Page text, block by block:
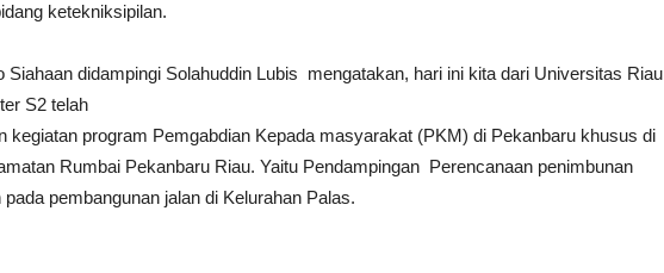
ketekniksipilan.
Siahaan didampingi Solahuddin Lubis mengatakan, hari ini kita dari Universitas Riau
S2 telah
kegiatan program Pemgabdian Kepada masyarakat (PKM) di Pekanbaru khusus di
Rumbai Pekanbaru Riau. Yaitu Pendampingan Perencanaan penimbunan
pembangunan jalan di Kelurahan Palas.